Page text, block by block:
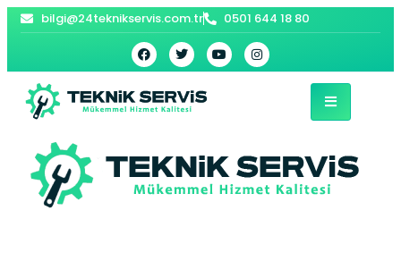
bilgi@24teknikservis.com.tr 0501 644 18 80